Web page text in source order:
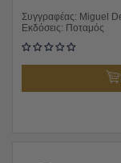
Συγγραφέας: Miguel
Εκδόσεις: Ποταμός